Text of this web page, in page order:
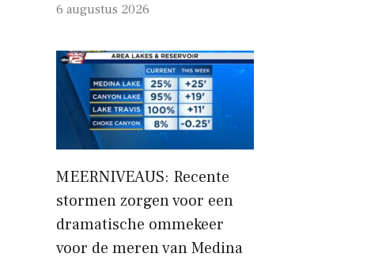
6 augustus 2026
MEERNIVEAUS: Recente
stormen zorgen voor een
dramatische ommekeer
voor de meren van Medina